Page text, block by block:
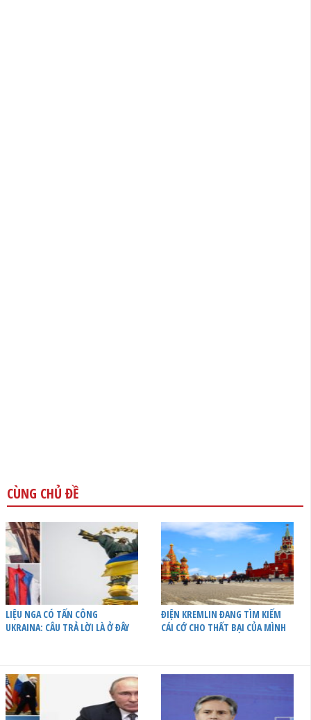
CÙNG CHỦ ĐỀ
LIỆU NGA CÓ TẤN CÔNG
UKRAINA: CÂU TRẢ LỜI LÀ Ở ĐÂY
ĐIỆN KREMLIN ĐANG TÌM KIẾM
CÁI CỚ CHO THẤT BẠI CỦA MÌNH